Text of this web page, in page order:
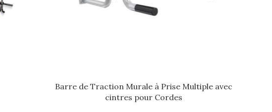
Barre de Traction Murale à Prise Multiple avec
cintres pour Cordes